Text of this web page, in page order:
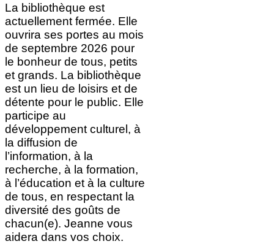
La bibliothèque est
actuellement fermée. Elle
ouvrira ses portes au mois
de septembre 2026 pour
le bonheur de tous, petits
et grands. La bibliothèque
est un lieu de loisirs et de
détente pour le public. Elle
participe au
développement culturel, à
la diffusion de
l’information, à la
recherche, à la formation,
à l’éducation et à la culture
de tous, en respectant la
diversité des goûts de
chacun(e). Jeanne vous
aidera dans vos choix.